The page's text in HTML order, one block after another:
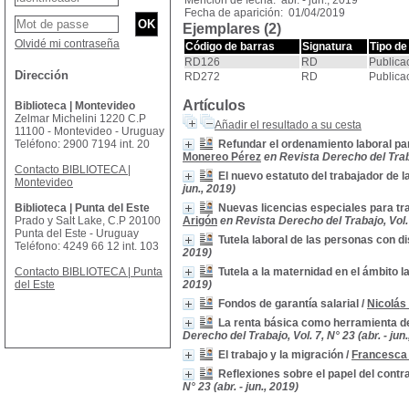
Fecha de aparición: 01/04/2019
Ejemplares (2)
Código de barras Signatura
Tipo
RD126
RD
RD272
RD
Artículos
Añadir el resultado a su cesta
Refundar el ordenamiento laboral
Monereo Pérez en Revista Derecho del
El nuevo estatuto del trabajador de
jun., 2019)
Nuevas licencias especiales para
Arigón en Revista Derecho del Trabajo, Vol.
Tutela laboral de las personas con
2019)
Tutela a la maternidad en el ámbito
2019)
Fondos de garantía salarial / Nicolás
La renta básica como herramienta
Derecho del Trabajo, Vol. 7, N° 23 (abr. -
El trabajo y la migración /
Reflexiones sobre el papel del
N° 23 (abr. - jun., 2019)
Olvidé mi contraseña
Dirección
Biblioteca | Montevideo
Zelmar Michelini 1220 C.P
11100 - Montevideo - Uruguay
Teléfono: 2900 7194 int. 20
Contacto BIBLIOTECA |
Montevideo
Biblioteca | Punta del Este
Prado y Salt Lake, C.P 20100
Punta del Este - Uruguay
Teléfono: 4249 66 12 int. 103
Contacto BIBLIOTECA | Punta
del Este